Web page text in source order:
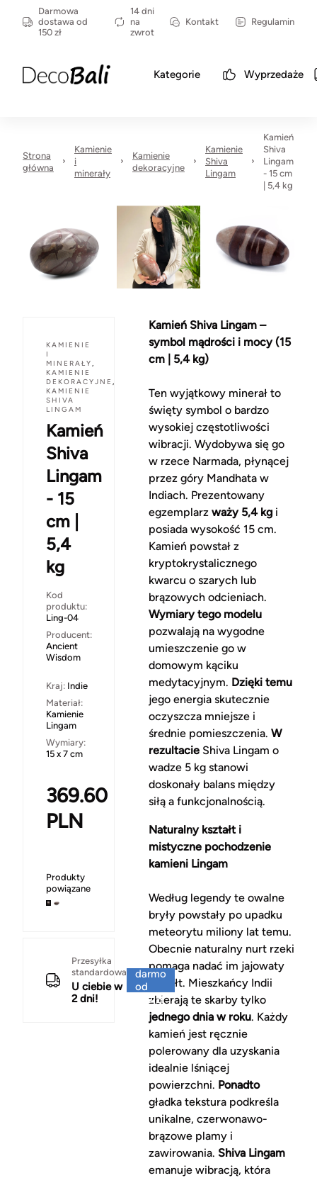
Darmowa
dostawa od
150 zł
14 dni
na
zwrot
Kontakt Regulamin
Kategorie Wyprzedaże
Strona
główna
Kamienie
i
minerały
Kamienie
dekoracyjne
Kamienie
Shiva
Lingam
Kamień
Shiva
Lingam
- 15 cm
| 5,4 kg
KAMIENIE
I
MINERAŁY,
KAMIENIE
DEKORACYJNE ,
KAMIENIE
SHIVA
LINGAM
Kamień
Shiva
Lingam
- 15
cm |
5,4
kg
Kod
produktu:
Ling-04
Producent:
Ancient
Wisdom
Kraj: Indie
Materiał:
Kamienie
Lingam
Wymiary:
15 x 7 cm
369.60
PLN
Produkty
powiązane
Przesyłka
standardowa
U ciebie w
2 dni!
darmo
od
150 zł
Kamień Shiva Lingam –
symbol mądrości i mocy (15
cm | 5,4 kg)
Ten wyjątkowy minerał to
święty symbol o bardzo
wysokiej częstotliwości
wibracji. Wydobywa się go
w rzece Narmada, płynącej
przez góry Mandhata w
Indiach. Prezentowany
egzemplarz waży 5,4 kgi
posiada wysokość 15 cm.
Kamień powstał z
kryptokrystalicznego
kwarcu o szarych lub
brązowych odcieniach.
Wymiary tego modelu
pozwalają na wygodne
umieszczenie go w
domowym kąciku
medytacyjnym. Dzięki temu
jego energia skutecznie
oczyszcza mniejsze i
średnie pomieszczenia. W
rezultacieShiva Lingam o
wadze 5 kg stanowi
doskonały balans między
siłą a funkcjonalnością.
Naturalny kształt i
mistyczne pochodzenie
kamieni Lingam
Według legendy te owalne
bryły powstały po upadku
meteorytu miliony lat temu.
Obecnie naturalny nurt rzeki
pomaga nadać im jajowaty
kształt. Mieszkańcy Indii
zbierają te skarby tylko
jednego dnia w roku. Każdy
kamień jest ręcznie
polerowany dla uzyskania
idealnie lśniącej
powierzchni. Ponadto
gładka tekstura podkreśla
unikalne, czerwonawo-
brązowe plamy i
zawirowania. Shiva Lingam
emanuje wibracją, która